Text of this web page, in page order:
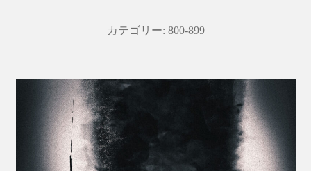
片
カテゴリー: 800-899